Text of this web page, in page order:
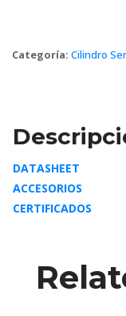
Categoría: Cilindro
DATASHEET
ACCESORIOS
CERTIFICADOS